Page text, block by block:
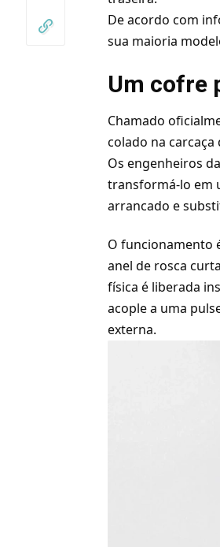
De acordo com
sua maioria
Um cofre
Chamado
colado na carcaça
Os engenheiros
transformá-lo em
arrancado e
O funcionamento
anel de rosca
física é liberada
acople a uma
externa.